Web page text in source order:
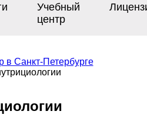
Учебный
центр
в Санкт-Петербурге